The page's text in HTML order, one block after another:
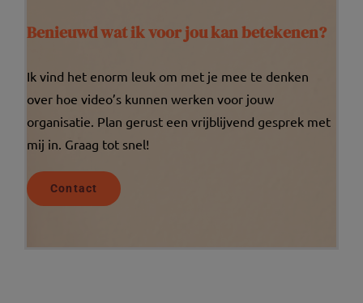
Benieuwd wat ik voor jou kan betekenen?
Ik vind het enorm leuk om met je mee te denken
over hoe video’s kunnen werken voor jouw
organisatie. Plan gerust een vrijblijvend gesprek met
mij in. Graag tot snel!
Contact